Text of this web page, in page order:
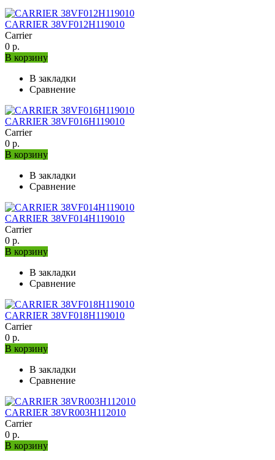
CARRIER 38VF012H119010
Carrier
0 р.
В корзину
В закладки
Сравнение
CARRIER 38VF016H119010
Carrier
0 р.
В корзину
В закладки
Сравнение
CARRIER 38VF014H119010
Carrier
0 р.
В корзину
В закладки
Сравнение
CARRIER 38VF018H119010
Carrier
0 р.
В корзину
В закладки
Сравнение
CARRIER 38VR003H112010
Carrier
0 р.
В корзину